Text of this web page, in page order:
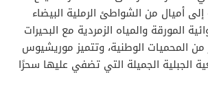
إلى أميال من الشواطئ الرملية البيضاء
المورقة والمياه الزمردية مع البحيرات
من المحميات الوطنية، وتتميز موريشيوس
الجبلية الجميلة التي تضفي عليها سحرًا